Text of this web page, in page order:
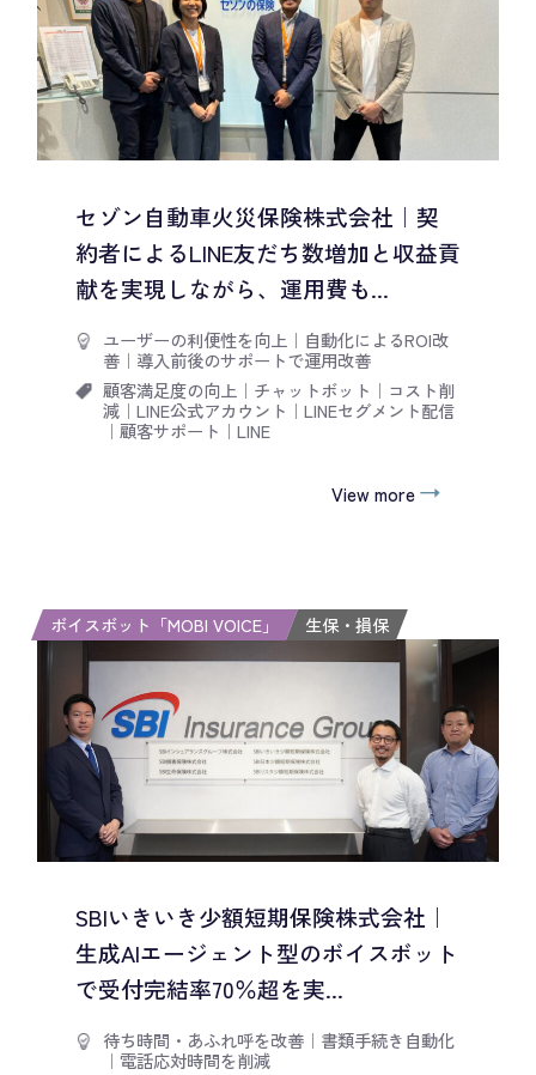
セゾン自動車火災保険株式会社｜契
約者によるLINE友だち数増加と収益貢
献を実現しながら、運用費も...
ユーザーの利便性を向上 ｜ 自動化によるROI改
善｜ 導入前後のサポートで運用改善
顧客満足度の向上｜ チャットボット ｜ コスト削
減｜ LINE公式アカウント ｜ LINEセグメント配信
｜ 顧客サポート ｜ LINE
View more
ボイスボット「MOBI VOICE」 生保・損保
SBIいきいき少額短期保険株式会社｜
生成AIエージェント型のボイスボット
で受付完結率70％超を実...
待ち時間・あふれ呼を改善｜ 書類手続き自動化
｜ 電話応対時間を削減